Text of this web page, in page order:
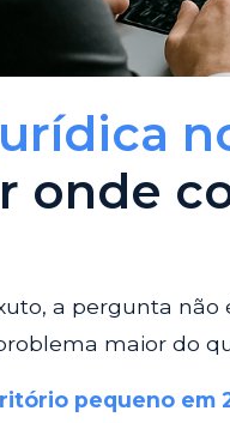
onde
a pergunta não
maior do
pequeno em